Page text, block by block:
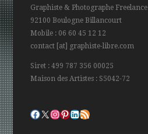
Graphiste & Photographe Freelance
92100 Boulogne Billancourt
Mobile : 06 60 45 12 12
contact [at] graphiste-libre.com
Siret : 499 787 356 00025
Maison des Artistes : S5042-72
Profil Facebook
Profil Twitter
Profil Instagram
Page Pinterest
Page Linkedin
Flux RSS